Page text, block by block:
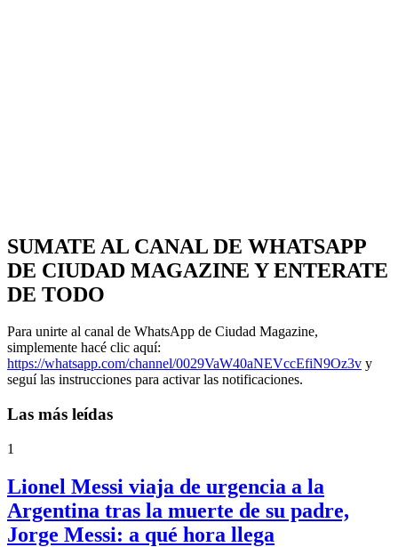
SUMATE AL CANAL DE WHATSAPP
DE CIUDAD MAGAZINE Y ENTERATE
DE TODO
Para unirte al canal de WhatsApp de Ciudad Magazine,
simplemente hacé clic aquí:
https://whatsapp.com/channel/0029VaW40aNEVccEfiN9Oz3v y
seguí las instrucciones para activar las notificaciones.
Las más leídas
1
Lionel Messi viaja de urgencia a la
Argentina tras la muerte de su padre,
Jorge Messi: a qué hora llega